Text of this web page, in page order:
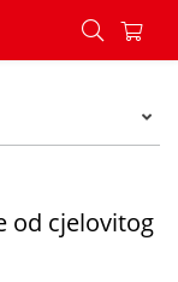
od cjelovitog
od cjelovitog